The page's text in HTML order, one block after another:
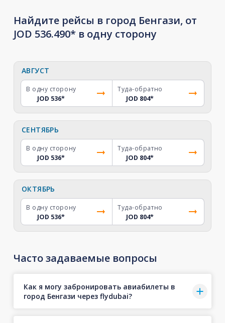
Найдите рейсы в город Бенгази, от
JOD 536.490* в одну сторону
АВГУСТ
В одну сторону
JOD 536*
Туда-обратно
JOD 804*
СЕНТЯБРЬ
В одну сторону
JOD 536*
Туда-обратно
JOD 804*
ОКТЯБРЬ
В одну сторону
JOD 536*
Туда-обратно
JOD 804*
Часто задаваемые вопросы
Как я могу забронировать авиабилеты в
город Бенгази через flydubai?